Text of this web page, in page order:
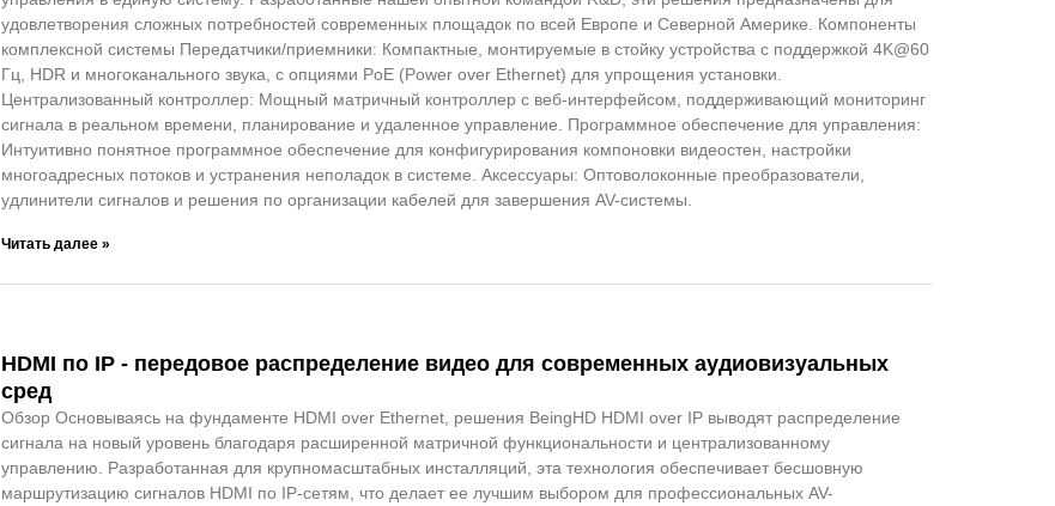
удовлетворения сложных потребностей современных площадок по всей Европе и Северной Америке. Компоненты
комплексной системы Передатчики/приемники: Компактные, монтируемые в стойку устройства с поддержкой 4K@60
Гц, HDR и многоканального звука, с опциями PoE (Power over Ethernet) для упрощения установки.
Централизованный контроллер: Мощный матричный контроллер с веб-интерфейсом, поддерживающий мониторинг
сигнала в реальном времени, планирование и удаленное управление. Программное обеспечение для управления:
Интуитивно понятное программное обеспечение для конфигурирования компоновки видеостен, настройки
многоадресных потоков и устранения неполадок в системе. Аксессуары: Оптоволоконные преобразователи,
удлинители сигналов и решения по организации кабелей для завершения AV-системы.
Читать далее »
HDMI по IP - передовое распределение видео для современных аудиовизуальных
сред
Обзор Основываясь на фундаменте HDMI over Ethernet, решения BeingHD HDMI over IP выводят распределение
сигнала на новый уровень благодаря расширенной матричной функциональности и централизованному
управлению. Разработанная для крупномасштабных инсталляций, эта технология обеспечивает бесшовную
маршрутизацию сигналов HDMI по IP-сетям, что делает ее лучшим выбором для профессиональных AV-